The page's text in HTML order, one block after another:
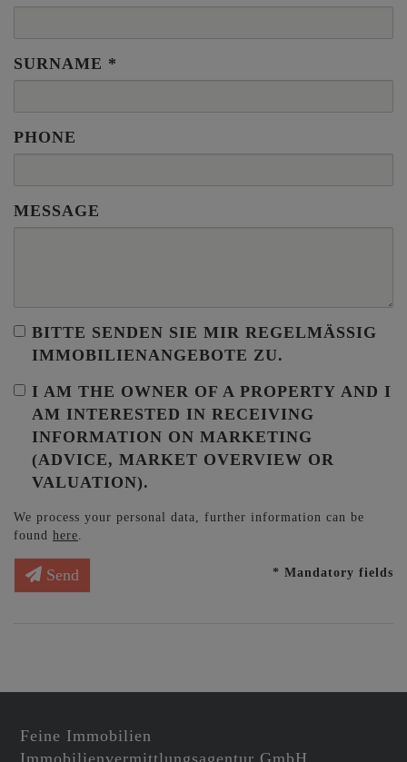
SURNAME
PHONE
MESSAGE
BITTE SENDEN SIE MIR REGELMÄSSIG I
MMOBILIENANGEBOTE ZU.
I AM THE OWNER OF A PROPERTY AND I
AM INTERESTED IN RECEIVING
INFORMATION ON MARKETING
(ADVICE, MARKET OVERVIEW OR
VALUATION).
We process your personal data, further information can be
found here
Send * Mandatory fields
Feine Immobilien
Immobilienvermittlungsagentur GmbH